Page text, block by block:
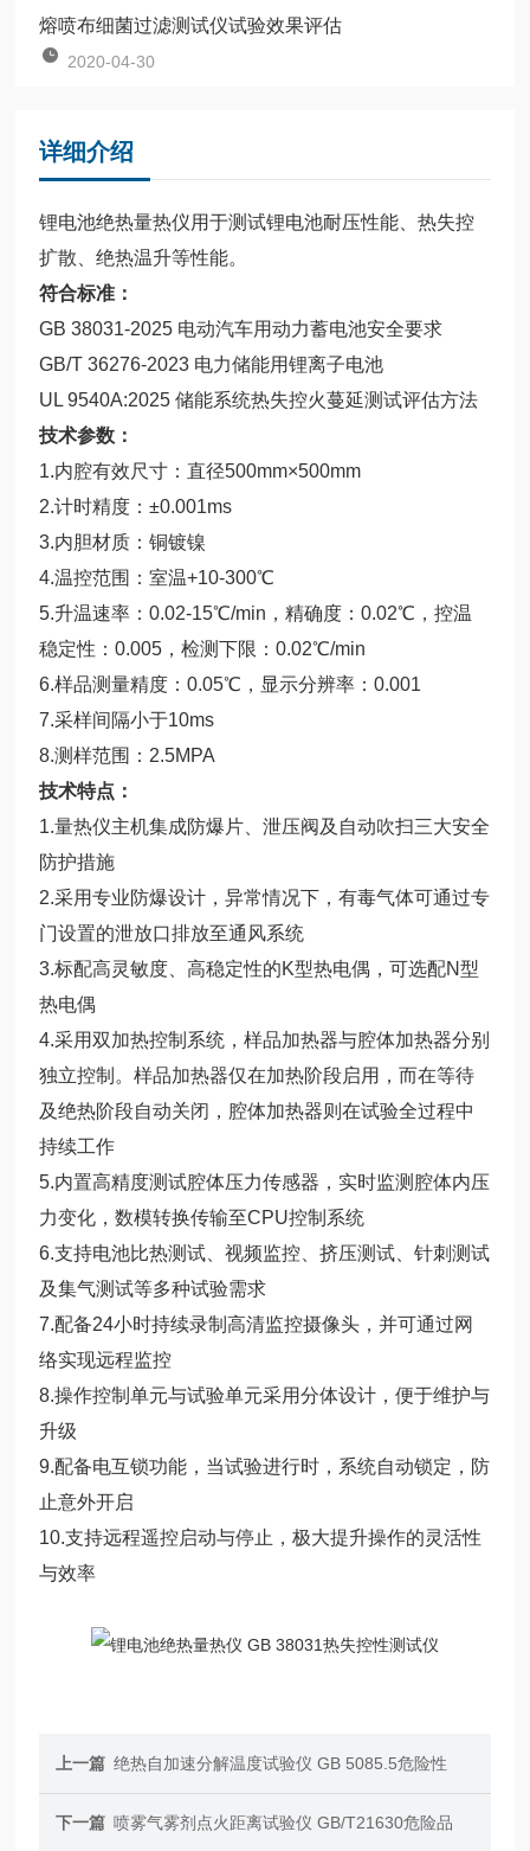
熔喷布细菌过滤测试仪试验效果评估
2020-04-30
详细介绍
锂电池绝热量热仪用于测试锂电池耐压性能、热失控
扩散、绝热温升等性能。
符合标准：
GB 38031-2025 电动汽车用动力蓄电池安全要求
GB/T 36276-2023 电力储能用锂离子电池
UL 9540A:2025 储能系统热失控火蔓延测试评估方法
技术参数：
1.内腔有效尺寸：直径500mm×500mm
2.计时精度：±0.001ms
3.内胆材质：铜镀镍
4.温控范围：室温+10-300℃
5.升温速率：0.02-15℃/min，精确度：0.02℃，控温
稳定性：0.005，检测下限：0.02℃/min
6.样品测量精度：0.05℃，显示分辨率：0.001
7.采样间隔小于10ms
8.测样范围：2.5MPA
技术特点：
1.量热仪主机集成防爆片、泄压阀及自动吹扫三大安全
防护措施
2.采用专业防爆设计，异常情况下，有毒气体可通过专
门设置的泄放口排放至通风系统
3.标配高灵敏度、高稳定性的K型热电偶，可选配N型
热电偶
4.采用双加热控制系统，样品加热器与腔体加热器分别
独立控制。样品加热器仅在加热阶段启用，而在等待
及绝热阶段自动关闭，腔体加热器则在试验全过程中
持续工作
5.内置高精度测试腔体压力传感器，实时监测腔体内压
力变化，数模转换传输至CPU控制系统
6.支持电池比热测试、视频监控、挤压测试、针刺测试
及集气测试等多种试验需求
7.配备24小时持续录制高清监控摄像头，并可通过网
络实现远程监控
8.操作控制单元与试验单元采用分体设计，便于维护与
升级
9.配备电互锁功能，当试验进行时，系统自动锁定，防
止意外开启
10.支持远程遥控启动与停止，极大提升操作的灵活性
与效率
上一篇 绝热自加速分解温度试验仪 GB 5085.5危险性
下一篇 喷雾气雾剂点火距离试验仪 GB/T21630危险品